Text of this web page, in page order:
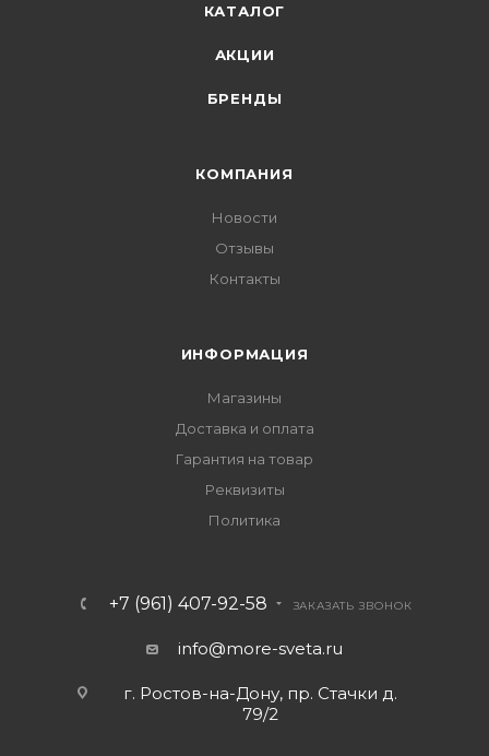
КАТАЛОГ
АКЦИИ
БРЕНДЫ
КОМПАНИЯ
Новости
Отзывы
Контакты
ИНФОРМАЦИЯ
Магазины
Доставка и оплата
Гарантия на товар
Реквизиты
Политика
+7 (961) 407-92-58 ЗАКАЗАТЬ ЗВОНОК
info@more-sveta.ru
г. Ростов-на-Дону, пр. Стачки д.
79/2